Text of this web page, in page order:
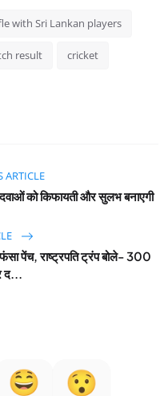
with Sri Lankan players
result cricket
ARTICLE
को किफायती और सुलभ बनाएगी
पेंच, राष्ट्रपति ट्रंप बोले- 300